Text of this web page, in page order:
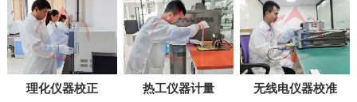
理化仪器校正 热工仪器计量 无线电仪器校准